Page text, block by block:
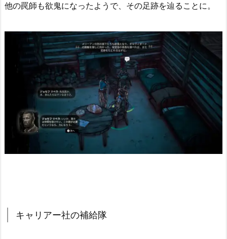
他の罠師も欲鬼になったようで、その足跡を辿ることに。
キャリアー社の補給隊